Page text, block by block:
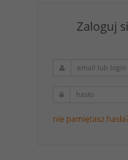
Zaloguj
nie pamiętasz